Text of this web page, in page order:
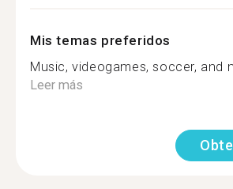
Mis temas preferidos
Music, videogames, soccer, and
Leer más